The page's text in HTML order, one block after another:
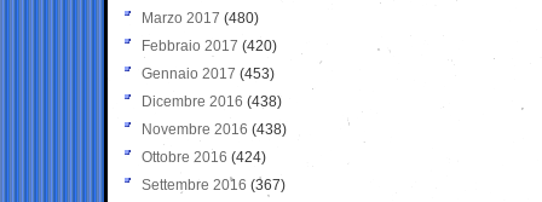
Marzo 2017 (480)
Febbraio 2017 (420)
Gennaio 2017 (453)
Dicembre 2016 (438)
Novembre 2016 (438)
Ottobre 2016 (424)
Settembre 2016 (367)